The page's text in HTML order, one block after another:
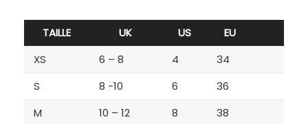
TAILLE UK US
EU
XS
6 – 8 4
34
S
8 -10 6
36
M
10 – 12 8
38